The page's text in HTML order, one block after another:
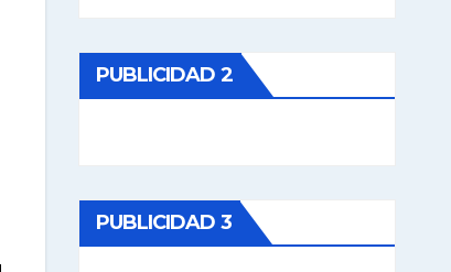
PUBLICIDAD 2
PUBLICIDAD 3